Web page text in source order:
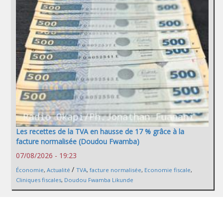
Les recettes de la TVA en hausse de 17 % grâce à la
facture normalisée (Doudou Fwamba)
07/08/2026 - 19:23
Économie, Actualité / TVA, facture normalisée, Economie fiscale,
Cliniques fiscales, Doudou Fwamba Likunde